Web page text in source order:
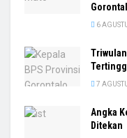
6
7
Angka
Ditekan